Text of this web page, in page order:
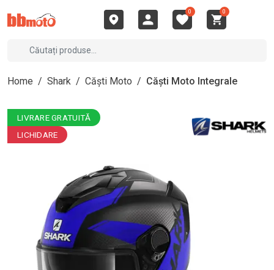
0 0
Home / Shark / Căști Moto / Căști Moto Integrale
LIVRARE GRATUITĂ
LICHIDARE